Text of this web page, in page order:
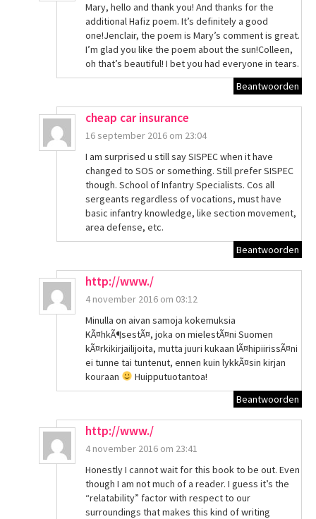
Mary, hello and thank you! And thanks for the
additional Hafiz poem. It’s definitely a good
one!Jenclair, the poem is Mary’s comment is great.
I’m glad you like the poem about the sun!Colleen,
oh that’s beautiful! I bet you had everyone in tears.
Beantwoorden
cheap car insurance
16 september 2016 om 23:04
I am surprised u still say SISPEC when it have
changed to SOS or something. Still prefer SISPEC
though. School of Infantry Specialists. Cos all
sergeants regardless of vocations, must have
basic infantry knowledge, like section movement,
area defense, etc.
Beantwoorden
http://www./
4 november 2016 om 03:12
Minulla on aivan samoja kokemuksia
KÃ¤hkÃ¶sestÃ¤, joka on mielestÃ¤ni Suomen
kÃ¤rkikirjailijoita, mutta juuri kukaan lÃ¤hipiirissÃ¤ni
ei tunne tai tuntenut, ennen kuin lykkÃ¤sin kirjan
kouraan
Huipputuotantoa!
Beantwoorden
http://www./
4 november 2016 om 23:41
Honestly I cannot wait for this book to be out. Even
though I am not much of a reader. I guess it’s the
“relatability” factor with respect to our
surroundings that makes this kind of writing